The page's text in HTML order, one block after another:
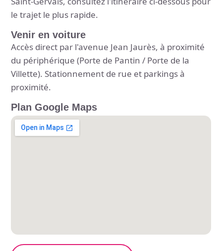
le trajet le plus rapide.
Venir en voiture
Accès direct par l'avenue Jean Jaurès, à proximité
du périphérique (Porte de Pantin / Porte de la
Villette). Stationnement de rue et parkings à
proximité.
Plan Google Maps